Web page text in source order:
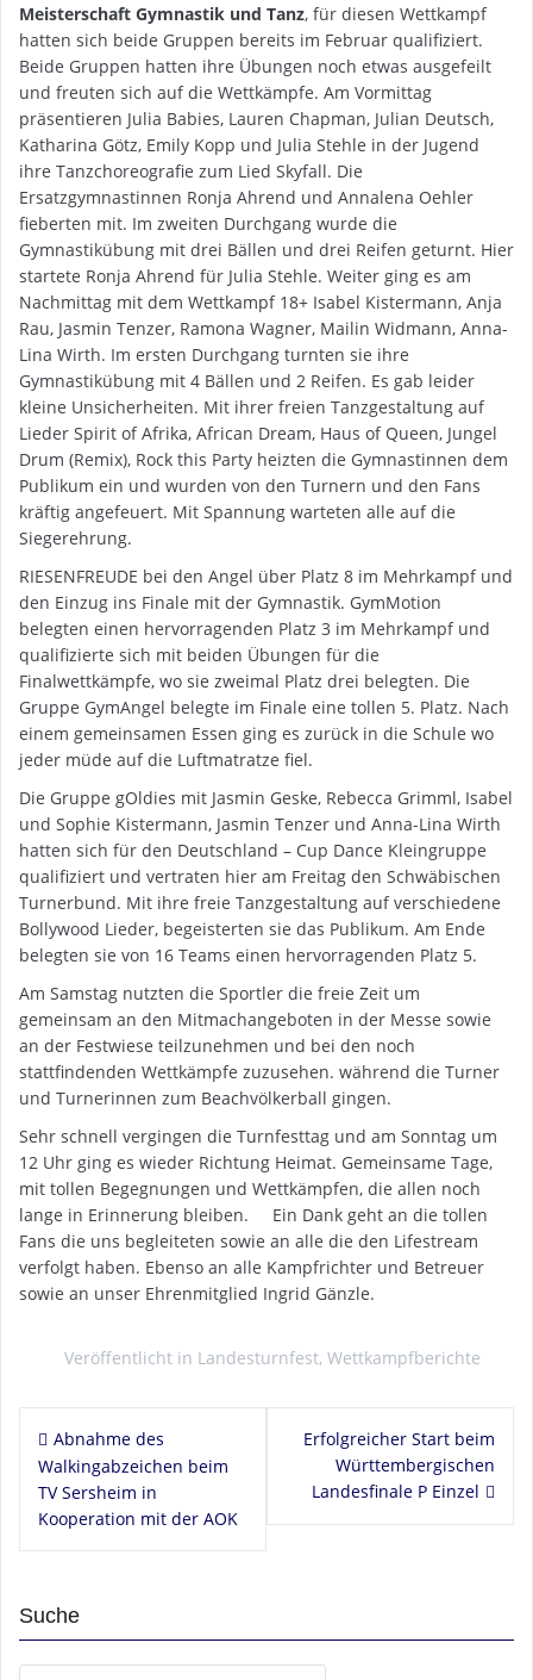
Meisterschaft Gymnastik und Tanz, für diesen Wettkampf
hatten sich beide Gruppen bereits im Februar qualifiziert.
Beide Gruppen hatten ihre Übungen noch etwas ausgefeilt
und freuten sich auf die Wettkämpfe. Am Vormittag
präsentieren Julia Babies, Lauren Chapman, Julian Deutsch,
Katharina Götz, Emily Kopp und Julia Stehle in der Jugend
ihre Tanzchoreografie zum Lied Skyfall. Die
Ersatzgymnastinnen Ronja Ahrend und Annalena Oehler
fieberten mit. Im zweiten Durchgang wurde die
Gymnastikübung mit drei Bällen und drei Reifen geturnt. Hier
startete Ronja Ahrend für Julia Stehle. Weiter ging es am
Nachmittag mit dem Wettkampf 18+ Isabel Kistermann, Anja
Rau, Jasmin Tenzer, Ramona Wagner, Mailin Widmann, Anna-
Lina Wirth. Im ersten Durchgang turnten sie ihre
Gymnastikübung mit 4 Bällen und 2 Reifen. Es gab leider
kleine Unsicherheiten. Mit ihrer freien Tanzgestaltung auf
Lieder Spirit of Afrika, African Dream, Haus of Queen, Jungel
Drum (Remix), Rock this Party heizten die Gymnastinnen dem
Publikum ein und wurden von den Turnern und den Fans
kräftig angefeuert. Mit Spannung warteten alle auf die
Siegerehrung.
RIESENFREUDE bei den Angel über Platz 8 im Mehrkampf und
den Einzug ins Finale mit der Gymnastik. GymMotion
belegten einen hervorragenden Platz 3 im Mehrkampf und
qualifizierte sich mit beiden Übungen für die
Finalwettkämpfe, wo sie zweimal Platz drei belegten. Die
Gruppe GymAngel belegte im Finale eine tollen 5. Platz. Nach
einem gemeinsamen Essen ging es zurück in die Schule wo
jeder müde auf die Luftmatratze fiel.
Die Gruppe gOldies mit Jasmin Geske, Rebecca Grimml, Isabel
und Sophie Kistermann, Jasmin Tenzer und Anna-Lina Wirth
hatten sich für den Deutschland – Cup Dance Kleingruppe
qualifiziert und vertraten hier am Freitag den Schwäbischen
Turnerbund. Mit ihre freie Tanzgestaltung auf verschiedene
Bollywood Lieder, begeisterten sie das Publikum. Am Ende
belegten sie von 16 Teams einen hervorragenden Platz 5.
Am Samstag nutzten die Sportler die freie Zeit um
gemeinsam an den Mitmachangeboten in der Messe sowie
an der Festwiese teilzunehmen und bei den noch
stattfindenden Wettkämpfe zuzusehen. während die Turner
und Turnerinnen zum Beachvölkerball gingen.
Sehr schnell vergingen die Turnfesttag und am Sonntag um
12 Uhr ging es wieder Richtung Heimat. Gemeinsame Tage,
mit tollen Begegnungen und Wettkämpfen, die allen noch
lange in Erinnerung bleiben. Ein Dank geht an die tollen
Fans die uns begleiteten sowie an alle die den Lifestream
verfolgt haben. Ebenso an alle Kampfrichter und Betreuer
sowie an unser Ehrenmitglied Ingrid Gänzle.
Veröffentlicht in Landesturnfest, Wettkampfberichte
Beitragsnavigation
Abnahme des
Walkingabzeichen beim
TV Sersheim in
Kooperation mit der AOK
Erfolgreicher Start beim
Württembergischen
Landesfinale P Einzel
Suche